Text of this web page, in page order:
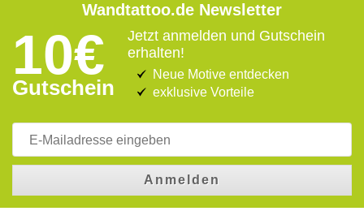
Wandtattoo.de Newsletter
10€
Gutschein
Jetzt anmelden und Gutschein
erhalten!
Neue Motive entdecken
exklusive Vorteile
Anmelden